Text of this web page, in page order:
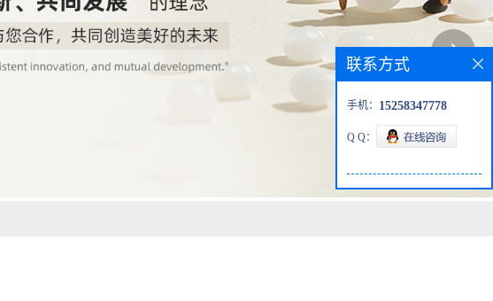
联系方式
手机： 15258347778
Q Q：